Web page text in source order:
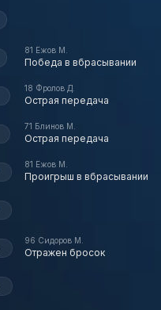
81 Ежов М.
Победа в вбрасывании
18 Фролов Д.
Острая передача
71 Блинов М.
Острая передача
81 Ежов М.
Проигрыш в вбрасывании
96 Сидоров М.
Отражен бросок